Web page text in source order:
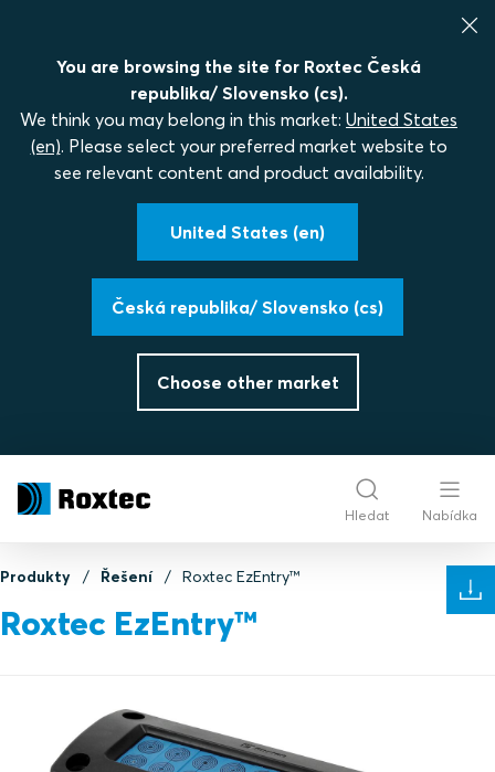
You are browsing the site for Roxtec Česká
republika/ Slovensko (cs).
We think you may belong in this market: United States
(en). Please select your preferred market website to
see relevant content and product availability.
United States (en)
Česká republika/ Slovensko (cs)
Choose other market
Hledat Nabídka
Produkty Řešení Roxtec EzEntry™
Roxtec EzEntry™